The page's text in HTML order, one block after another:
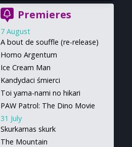
Premieres
7 August
A bout de souffle (re-release)
Homo Argentum
Ice Cream Man
Kandydaci śmierci
Toi yama-nami no hikari
PAW Patrol: The Dino Movie
31 July
Skurkarnas skurk
The Mountain